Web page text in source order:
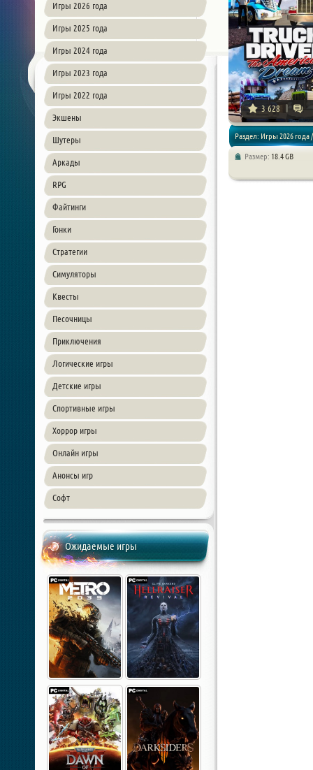
Игры 2026 года
Игры 2025 года
Игры 2024 года
Игры 2023 года
Игры 2022 года
Экшены
Шутеры
Аркады
RPG
Файтинги
Гонки
Стратегии
Симуляторы
Квесты
Песочницы
Приключения
Логические игры
Детские игры
Спортивные игры
Хоррор игры
Онлайн игры
Анонсы игр
Софт
Ожидаемые игры
3 628
Раздел: Игры 2026 года /
Размер: 18.4 GB